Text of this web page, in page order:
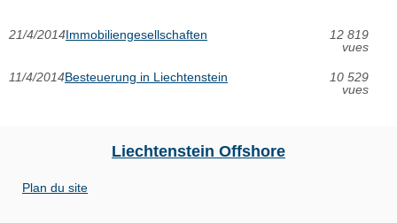
21/4/2014Immobiliengesellschaften
12 819
vues
11/4/2014Besteuerung in Liechtenstein
10 529
vues
Liechtenstein Offshore
Plan du site